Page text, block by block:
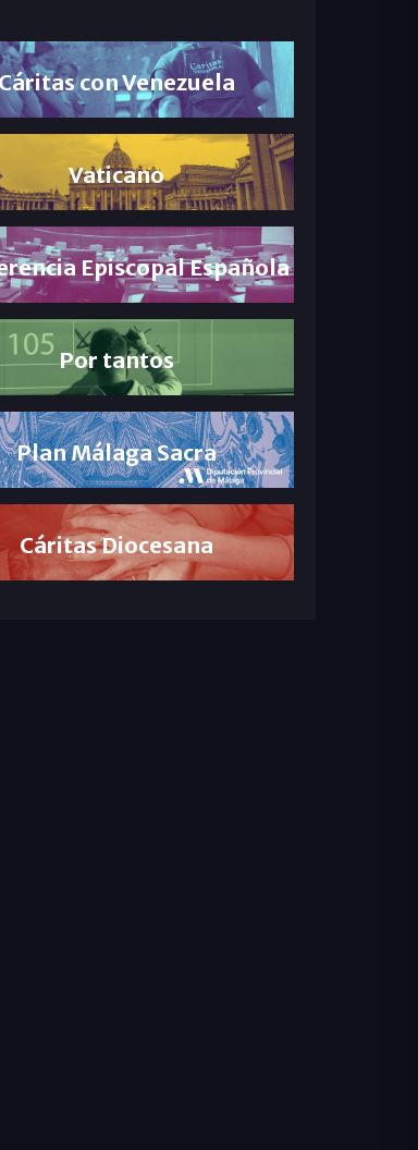
con Venezuela
Vaticano
Episcopal Española
Por tantos
Plan Málaga Sacra
Cáritas Diocesana